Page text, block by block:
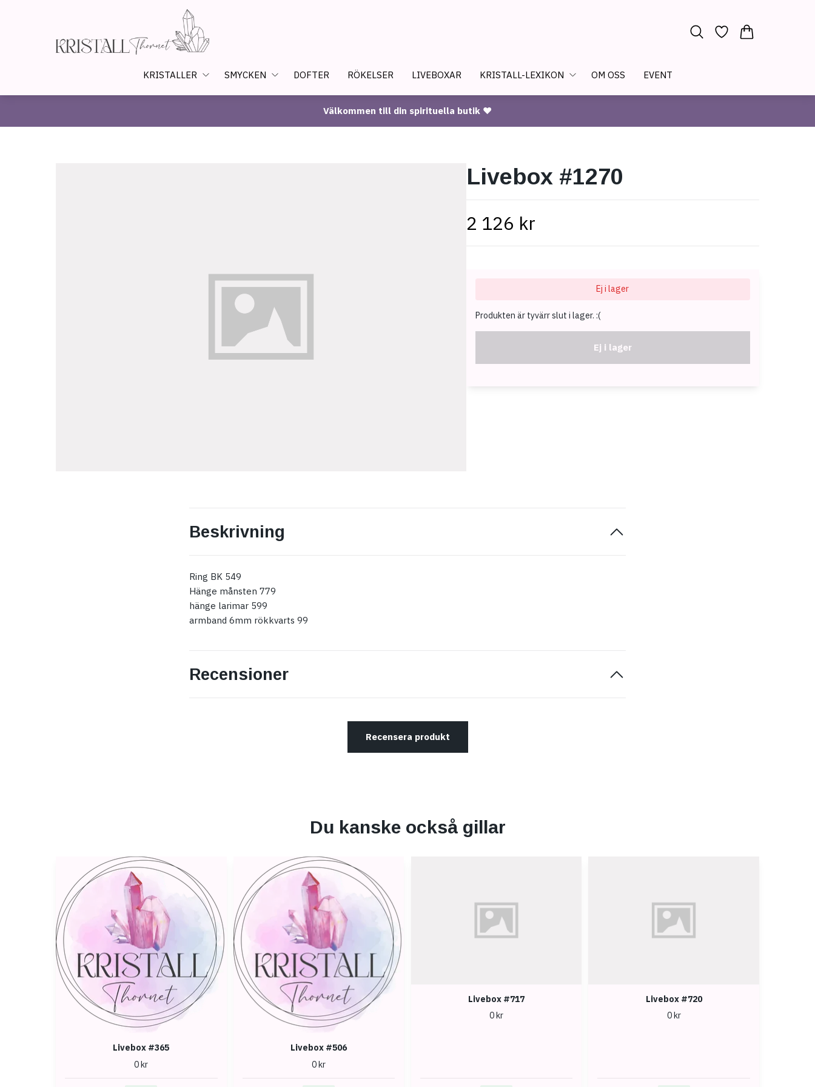
KRISTALLER SMYCKEN DOFTER RÖKELSER LIVEBOXAR KRISTALL-LEXIKON OM OSS EVENT
Välkommen till din spirituella butik ♥
Livebox #1270
2 126 kr
Ej i lager
Produkten är tyvärr slut i lager. :(
Ej i lager
Beskrivning
Ring BK 549
Hänge månsten 779
hänge larimar 599
armband 6mm rökkvarts 99
Recensioner
Recensera produkt
Du kanske också gillar
Livebox #365
0 kr
Livebox #506
0 kr
Livebox #717
0 kr
Livebox #720
0 kr